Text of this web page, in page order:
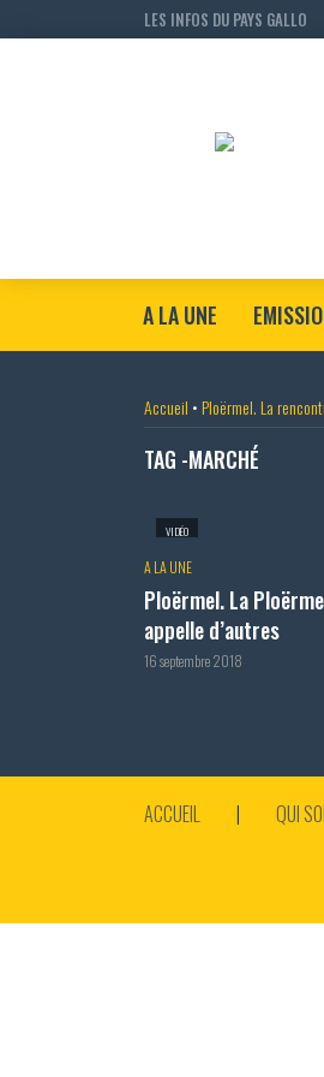
LES INFOS DU PAYS GALLO
A LA UNE
Accueil • Ploërmel. La
TAG -MARCHÉ
VIDÉO
A LA UNE
Ploërmel. La
appelle d’autres
16 septembre 2018
ACCUEIL QUI